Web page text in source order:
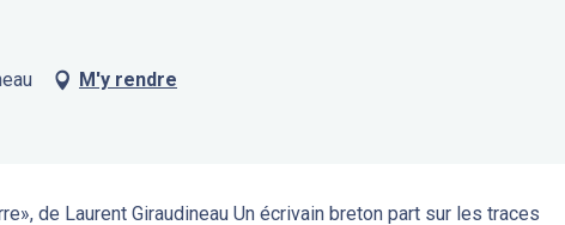
M'y rendre
de Laurent Giraudineau Un écrivain breton part sur les traces